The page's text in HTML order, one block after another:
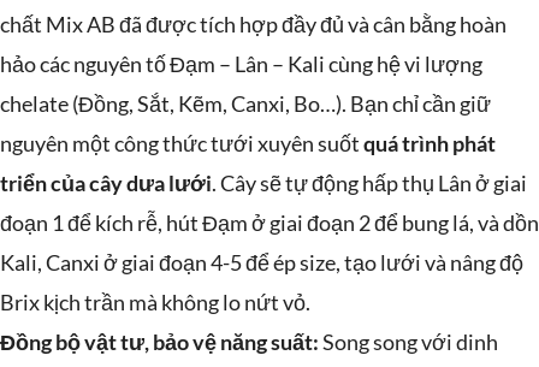
chất Mix AB đã được tích hợp đầy đủ và cân bằng hoàn
hảo các nguyên tố Đạm – Lân – Kali cùng hệ vi lượng
chelate (Đồng, Sắt, Kẽm, Canxi, Bo…). Bạn chỉ cần giữ
nguyên một công thức tưới xuyên suốtquá trình phát
triển của cây dưa lưới. Cây sẽ tự động hấp thụ Lân ở giai
đoạn 1 để kích rễ, hút Đạm ở giai đoạn 2 để bung lá, và dồn
Kali, Canxi ở giai đoạn 4-5 để ép size, tạo lưới và nâng độ
Brix kịch trần mà không lo nứt vỏ.
Đồng bộ vật tư, bảo vệ năng suất:Song song với dinh